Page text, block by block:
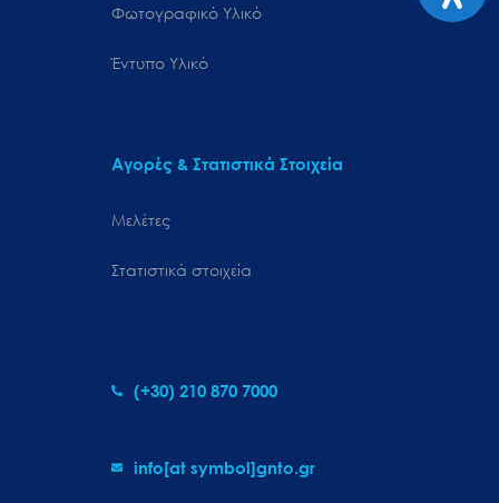
Φωτογραφικό Υλικό
Έντυπο Υλικό
Αγορές & Στατιστικά Στοιχεία
Μελέτες
Στατιστικά στοιχεία
(+30) 210 870 7000
info[at symbol]gnto.gr